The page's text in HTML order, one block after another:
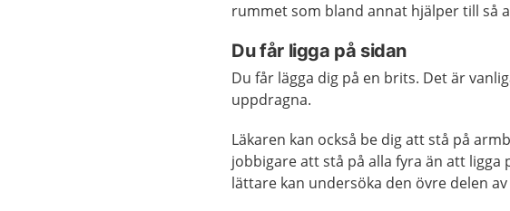
rummet som bland annat hjälper till så
Du får ligga på sidan
Du får lägga dig på en brits. Det är
uppdragna.
Läkaren kan också be dig att stå på
jobbigare att stå på alla fyra än att
lättare kan undersöka den övre delen